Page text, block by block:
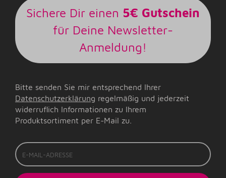
Sichere Dir einen 5€ Gutschein
für Deine Newsletter-
Anmeldung!
Bitte senden Sie mir entsprechend Ihrer
Datenschutzerklärung regelmäßig und jederzeit
widerruflich Informationen zu Ihrem
Produktsortiment per E-Mail zu.
E-
Mail-
Adresse